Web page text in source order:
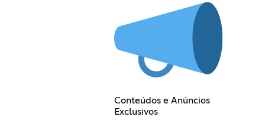
Conteúdos e Anúncios
Exclusivos